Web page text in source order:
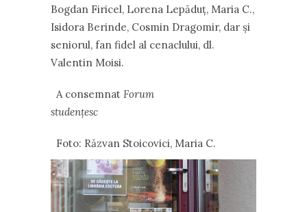
Bogdan Firicel, Lorena Lepăduț, Maria C.,
Isidora Berinde, Cosmin Dragomir, dar și
seniorul, fan fidel al cenaclului, dl.
Valentin Moisi.
A consemnat Forum
studențesc
Foto: Răzvan Stoicovici, Maria C.